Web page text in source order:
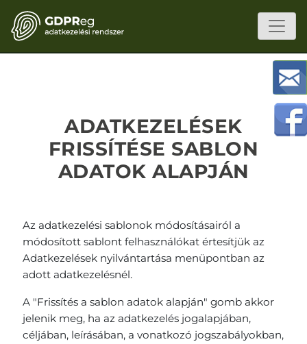
ADATKEZELÉSEK
FRISSÍTÉSE SABLON
ADATOK ALAPJÁN
Az adatkezelési sablonok módosításairól a
módosított sablont felhasználókat értesítjük az
Adatkezelések nyilvántartása menüpontban az
adott adatkezelésnél.
A "Frissítés a sablon adatok alapján" gomb akkor
jelenik meg, ha az adatkezelés jogalapjában,
céljában, leírásában, a vonatkozó jogszabályokban,